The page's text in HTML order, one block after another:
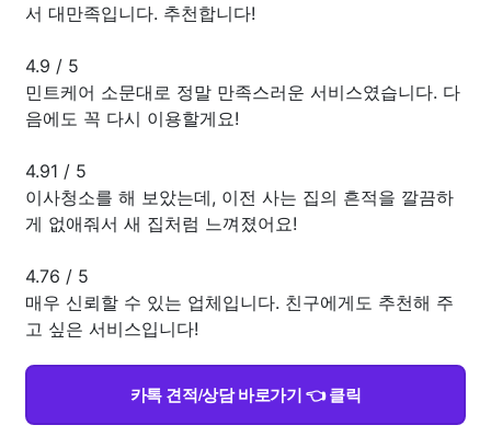
서 대만족입니다. 추천합니다!
4.9 / 5
민트케어 소문대로 정말 만족스러운 서비스였습니다. 다
음에도 꼭 다시 이용할게요!
4.91 / 5
이사청소를 해 보았는데, 이전 사는 집의 흔적을 깔끔하
게 없애줘서 새 집처럼 느껴졌어요!
4.76 / 5
매우 신뢰할 수 있는 업체입니다. 친구에게도 추천해 주
고 싶은 서비스입니다!
카톡 견적/상담 바로가기 👈 클릭